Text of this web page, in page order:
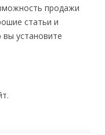
продажи
статьи и
установите